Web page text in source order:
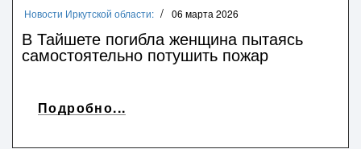
Новости Иркутской области: 06 марта 2026
В Тайшете погибла женщина пытаясь
самостоятельно потушить пожар
Подробно...